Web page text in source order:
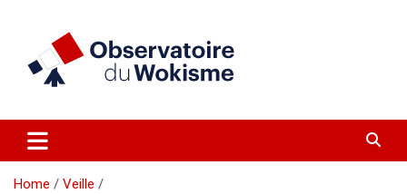
Observatoire du Wokisme
Home
Veille